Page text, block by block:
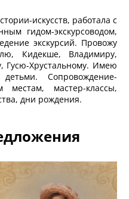
искусств, работала с
гидом-экскурсоводом,
экскурсий. Провожу
Кидекше, Владимиру,
Гусю-Хрустальному. Имею
Сопровождение-
местам, мастер-классы,
дни рождения.